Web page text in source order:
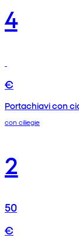
4
€
Portachiavi con
con ciliegie
2
50
€